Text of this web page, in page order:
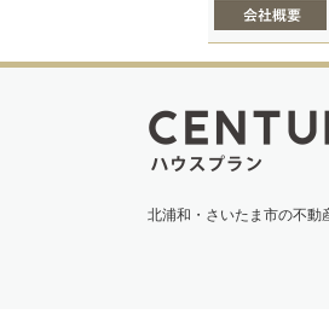
北浦和・さいたま市の不動